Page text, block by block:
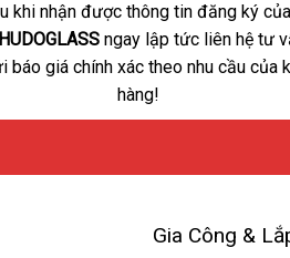
khi nhận được thông tin đăng ký
ngay lập tức liên hệ tư
báo giá chính xác theo nhu cầu của
hàng!
Gia Công &